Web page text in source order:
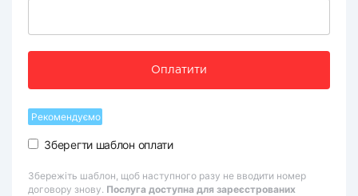
Оплатити
Рекомендуємо
Зберегти шаблон оплати
Збережіть шаблон, щоб наступного разу не вводити номер
договору знову. Послуга доступна для зареєстрованих